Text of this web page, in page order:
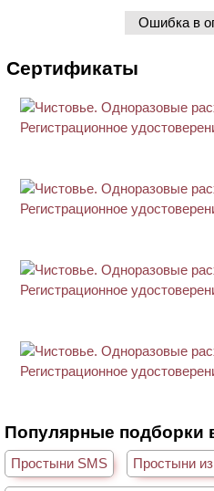
Ошибка в
Сертификаты
Популярные подборки
Простыни SMS Простыни